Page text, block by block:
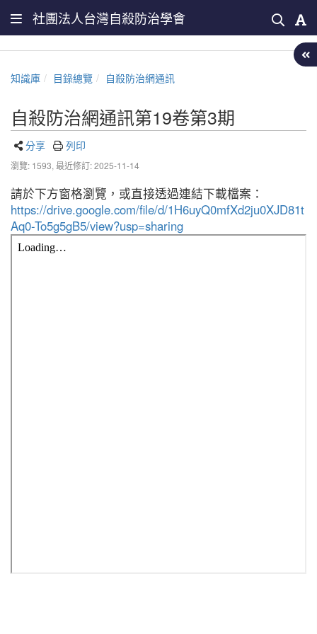
社團法人台灣自殺防治學會
知識庫 目錄總覽 自殺防治網通訊
自殺防治網通訊第19卷第3期
分享 列印
瀏覽: 1593, 最近修訂: 2025-11-14
請於下方窗格瀏覽，或直接透過連結下載檔案：
https://drive.google.com/file/d/1H6uyQ0mfXd2ju0XJD81t
Aq0-To5g5gB5/view?usp=sharing